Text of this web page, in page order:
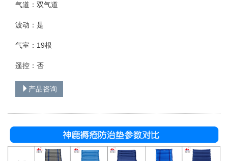
气道：双气道
波动：是
气室：19根
遥控：否
产品咨询